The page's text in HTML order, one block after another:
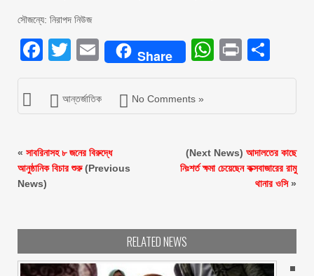
সৌজন্যে: নিরাপদ নিউজ
Facebook
Twitter
EmailShare Print
আন্তর্জাতিক No Comments »
« সাবরিনাসহ ৮ জনের বিরুদ্ধে
আনুষ্ঠানিক বিচার শুরু(Previous
News)
(Next News) আদালতের কাছে
নিঃশর্ত ক্ষমা চেয়েছেন কক্সবাজারের রামু
থানার ওসি»
RELATED NEWS